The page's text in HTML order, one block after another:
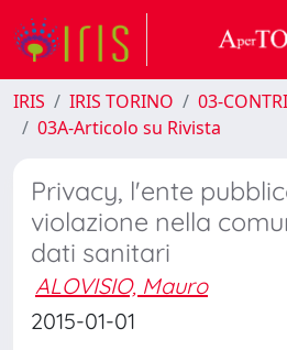
IRIS IRIS TORINO
03-
03A-Articolo su Rivista
Privacy, l'ente
violazione nella
dati sanitari
ALOVISIO, Mauro
2015-01-01